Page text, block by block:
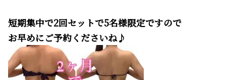
短期集中で2回セットで5名様限定ですので
お早めにご予約くださいね♪